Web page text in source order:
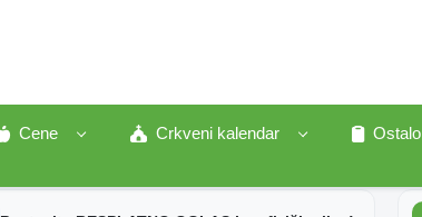
Cene Crkveni kalendar
Ostalo